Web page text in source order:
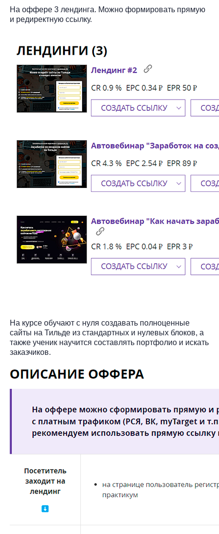
На оффере 3 лендинга. Можно формировать прямую
и редиректную ссылку.
На курсе обучают с нуля создавать полноценные
сайты на Тильде из стандартных и нулевых блоков, а
также ученик научится составлять портфолио и искать
заказчиков.